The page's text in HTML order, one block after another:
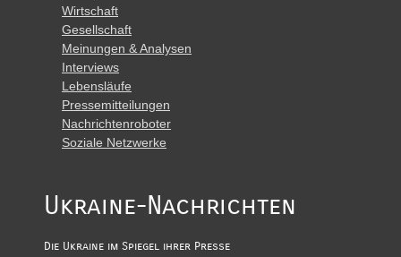
Wirtschaft
Gesellschaft
Meinungen & Analysen
Interviews
Lebensläufe
Pressemitteilungen
Nachrichtenroboter
Soziale Netzwerke
Ukraine-Nachrichten
Die Ukraine im Spiegel ihrer Presse